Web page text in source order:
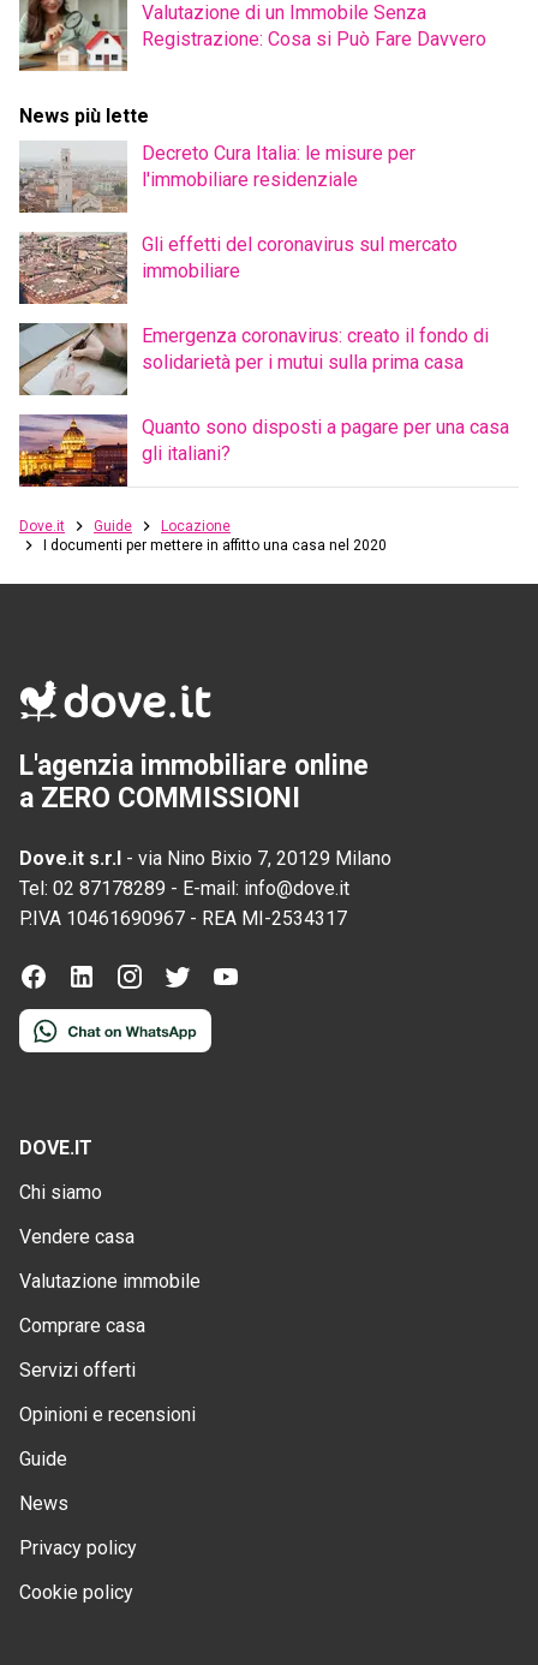
Valutazione di un Immobile Senza
Registrazione: Cosa si Può Fare Davvero
News più lette
Decreto Cura Italia: le misure per
l'immobiliare residenziale
Gli effetti del coronavirus sul mercato
immobiliare
Emergenza coronavirus: creato il fondo di
solidarietà per i mutui sulla prima casa
Quanto sono disposti a pagare per una casa
gli italiani?
Dove.it Guide
Locazione
I documenti per mettere in affitto una casa nel 2020
L'agenzia immobiliare online
a ZERO COMMISSIONI
Dove.it s.r.l - via Nino Bixio 7, 20129 Milano
Tel: 02 87178289 - E-mail: info@dove.it
P.IVA 10461690967 - REA MI-2534317
DOVE.IT
Chi siamo
Vendere casa
Valutazione immobile
Comprare casa
Servizi offerti
Opinioni e recensioni
Guide
News
Privacy policy
Cookie policy